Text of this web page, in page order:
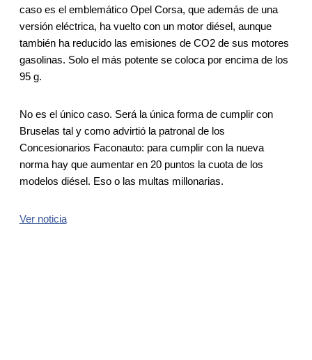
caso es el emblemático Opel Corsa, que además de una
versión eléctrica, ha vuelto con un motor diésel, aunque
también ha reducido las emisiones de CO2 de sus motores
gasolinas. Solo el más potente se coloca por encima de los
95 g.
No es el único caso. Será la única forma de cumplir con
Bruselas tal y como advirtió la patronal de los
Concesionarios Faconauto: para cumplir con la nueva
norma hay que aumentar en 20 puntos la cuota de los
modelos diésel. Eso o las multas millonarias.
Ver noticia